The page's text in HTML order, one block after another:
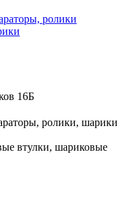
ролики
16Б
ролики, шарики
втулки, шариковые